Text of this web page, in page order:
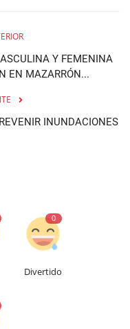
Y FEMENINA
EN MAZARRÓN...
INUNDACIONES
0
Divertido